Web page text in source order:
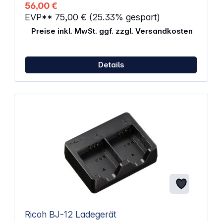
56,00 €
EVP** 75,00 € (25.33% gespart)
Preise inkl. MwSt. ggf. zzgl. Versandkosten
Details
Ricoh BJ-12 Ladegerät